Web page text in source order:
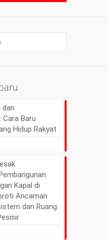
dan
Cara Baru
Hidup Rakyat
Kapal di
Ancaman
dan Ruang